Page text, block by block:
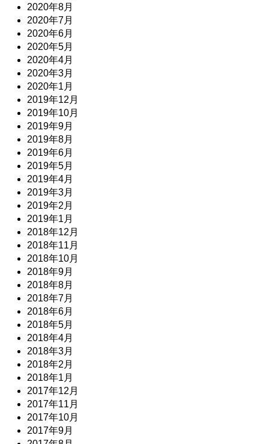
2020年8月
2020年7月
2020年6月
2020年5月
2020年4月
2020年3月
2020年1月
2019年12月
2019年10月
2019年9月
2019年8月
2019年6月
2019年5月
2019年4月
2019年3月
2019年2月
2019年1月
2018年12月
2018年11月
2018年10月
2018年9月
2018年8月
2018年7月
2018年6月
2018年5月
2018年4月
2018年3月
2018年2月
2018年1月
2017年12月
2017年11月
2017年10月
2017年9月